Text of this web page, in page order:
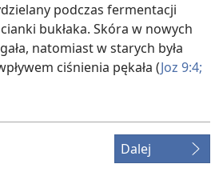
podczas fermentacji
bukłaka. Skóra w nowych
natomiast w starych była
ciśnienia pękała (Joz 9:4;
Dalej